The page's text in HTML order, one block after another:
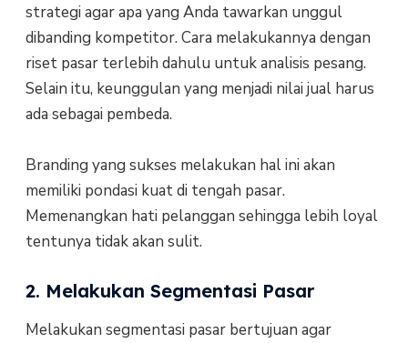
strategi agar apa yang Anda tawarkan unggul
dibanding kompetitor. Cara melakukannya dengan
riset pasar terlebih dahulu untuk analisis pesang.
Selain itu, keunggulan yang menjadi nilai jual harus
ada sebagai pembeda.
Branding yang sukses melakukan hal ini akan
memiliki pondasi kuat di tengah pasar.
Memenangkan hati pelanggan sehingga lebih loyal
tentunya tidak akan sulit.
2. Melakukan Segmentasi Pasar
Melakukan segmentasi pasar bertujuan agar